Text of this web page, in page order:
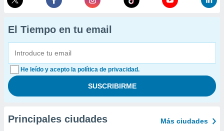
El Tiempo en tu email
He leído y acepto la política de privacidad.
Principales ciudades Más ciudades